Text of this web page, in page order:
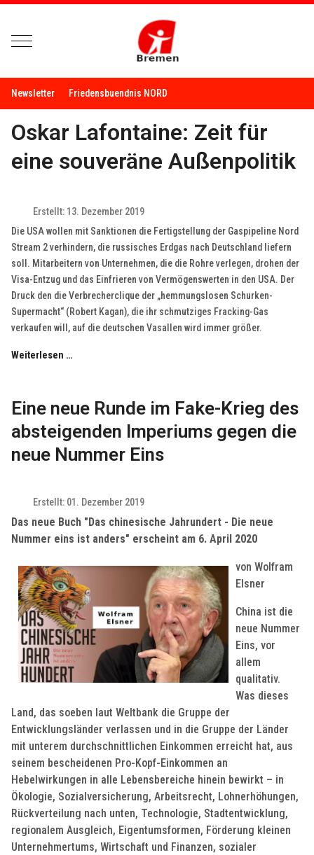
Mobile Menu Toggle
Newsletter Friedensbuendnis NORD
Oskar Lafontaine: Zeit für
eine souveräne Außenpolitik
Erstellt: 13. Dezember 2019
Die USA wollen mit Sanktionen die Fertigstellung der Gaspipeline Nord
Stream 2 verhindern, die russisches Erdgas nach Deutschland liefern
soll. Mitarbeitern von Unternehmen, die die Rohre verlegen, drohen der
Visa-Entzug und das Einfrieren von Vermögenswerten in den USA. Der
Druck den die Verbrecherclique der „hemmungslosen Schurken-
Supermacht“ (Robert Kagan), die ihr schmutziges Fracking-Gas
verkaufen will, auf die deutschen Vasallen wird immer größer.
Weiterlesen …
Eine neue Runde im Fake-Krieg des
absteigenden Imperiums gegen die
neue Nummer Eins
Erstellt: 01. Dezember 2019
Das neue Buch "Das chinesische Jahrundert - Die neue
Nummer eins ist anders" erscheint am 6. April 2020
von Wolfram
Elsner
China ist die
neue Nummer
Eins, vor
allem
qualitativ.
Was dieses
Land, das soeben laut Weltbank die Gruppe der
Entwicklungsländer verlassen und in die Gruppe der Länder
mit unterem durchschnittlichen Einkommen erreicht hat, aus
seinem bescheidenen Pro-Kopf-Einkommen an
Hebelwirkungen in alle Lebensbereiche hinein bewirkt – in
Ökologie, Sozialversicherung, Arbeitsrecht, Lohnerhöhungen,
Rückverteilung nach unten, Technologie, Stadtentwicklung,
regionalem Ausgleich, Eigentumsformen, Förderung kleinen
Unternehmertums, Wirtschaft und Finanzen, sozialer